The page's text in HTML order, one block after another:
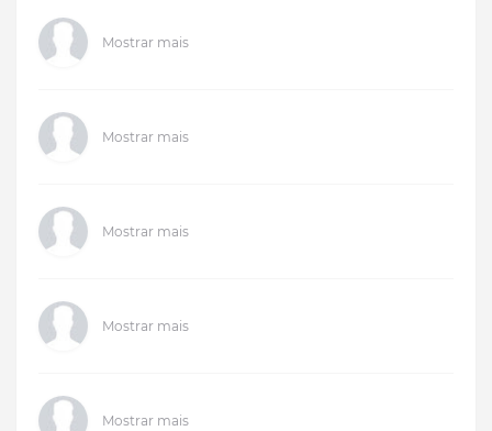
Mostrar mais
Mostrar mais
Mostrar mais
Mostrar mais
Mostrar mais